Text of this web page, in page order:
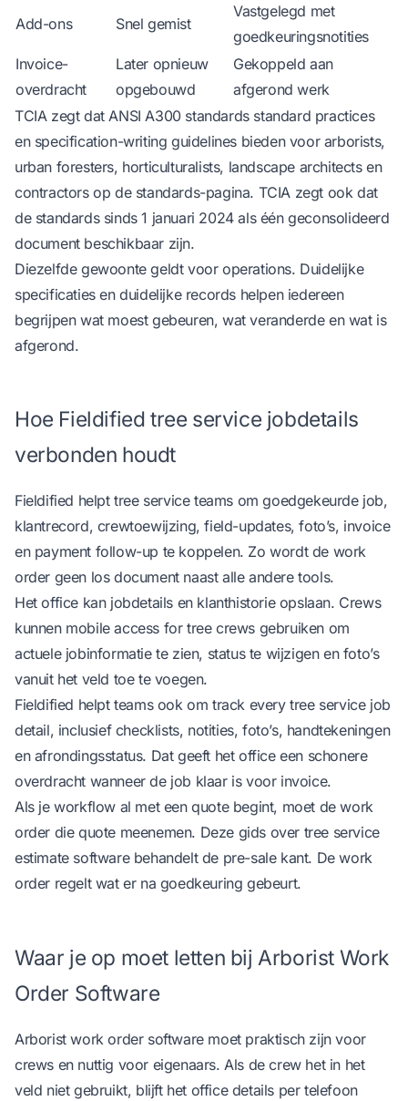
Add-ons Snel gemist
Vastgelegd met
goedkeuringsnotities
Invoice-
overdracht
Later opnieuw
opgebouwd
Gekoppeld aan
afgerond werk
TCIA zegt dat ANSI A300 standards standard practices
en specification-writing guidelines bieden voor arborists,
urban foresters, horticulturalists, landscape architects en
contractorsop de standards-pagina. TCIA zegt ook dat
de standards sinds 1 januari 2024 als één geconsolideerd
document beschikbaar zijn.
Diezelfde gewoonte geldt voor operations. Duidelijke
specificaties en duidelijke records helpen iedereen
begrijpen wat moest gebeuren, wat veranderde en wat is
afgerond.
Hoe Fieldified tree service jobdetails
verbonden houdt
Fieldified helpt tree service teams om goedgekeurde job,
klantrecord, crewtoewijzing, field-updates, foto’s, invoice
en payment follow-up te koppelen. Zo wordt de work
order geen los document naast alle andere tools.
Het office kan jobdetails en klanthistorie opslaan. Crews
kunnen mobile access for tree crews gebruiken om
actuele jobinformatie te zien, status te wijzigen en foto’s
vanuit het veld toe te voegen.
Fieldified helpt teams ook omtrack every tree service job
detail, inclusief checklists, notities, foto’s, handtekeningen
en afrondingsstatus. Dat geeft het office een schonere
overdracht wanneer de job klaar is voor invoice.
Als je workflow al met een quote begint, moet de work
order die quote meenemen. Deze gids over tree service
estimate softwarebehandelt de pre-sale kant. De work
order regelt wat er na goedkeuring gebeurt.
Waar je op moet letten bij Arborist Work
Order Software
Arborist work order software moet praktisch zijn voor
crews en nuttig voor eigenaars. Als de crew het in het
veld niet gebruikt, blijft het office details per telefoon